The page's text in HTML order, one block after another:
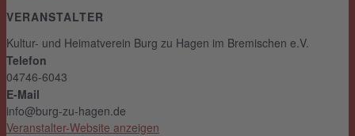
VERANSTALTER
Kultur- und Heimatverein Burg zu Hagen im Bremischen e.V.
Telefon
04746-6043
E-Mail
info@burg-zu-hagen.de
Veranstalter-Website anzeigen